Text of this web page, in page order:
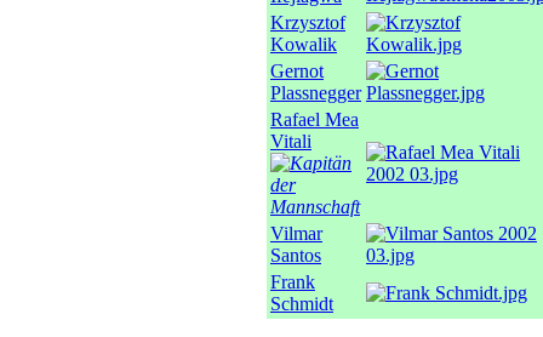
Krzysztof
Kowalik
Gernot
Plassnegger
Rafael Mea
Vitali
Vilmar
Santos
Frank
Schmidt